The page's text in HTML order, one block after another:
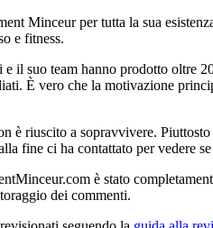
Minceur per tutta la sua
e fitness.
il suo team hanno prodotto oltre
È vero che la motivazione
riuscito a sopravvivere.
fine ci ha contattato per vedere
è stato
dei commenti.